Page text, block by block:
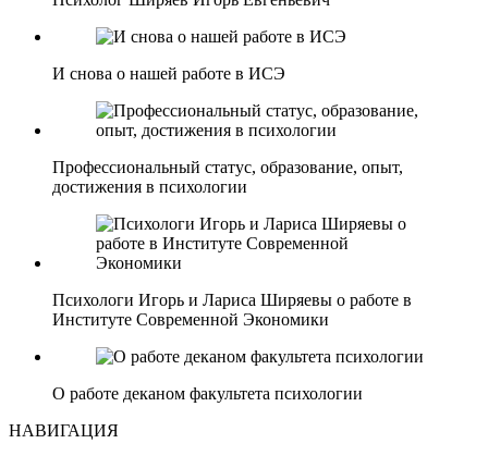
И снова о нашей работе в ИСЭ
Профессиональный статус, образование, опыт,
достижения в психологии
Психологи Игорь и Лариса Ширяевы о работе в
Институте Современной Экономики
О работе деканом факультета психологии
НАВИГАЦИЯ